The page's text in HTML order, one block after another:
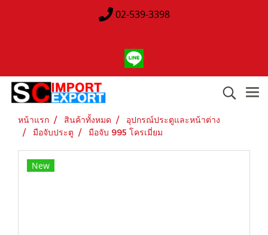
02-539-3398
หน้าแรก สินค้าทั้งหมด
อุปกรณ์ประตูและหน้าต่าง
มือจับประตู
มือจับ 995 โครเมี่ยม
New